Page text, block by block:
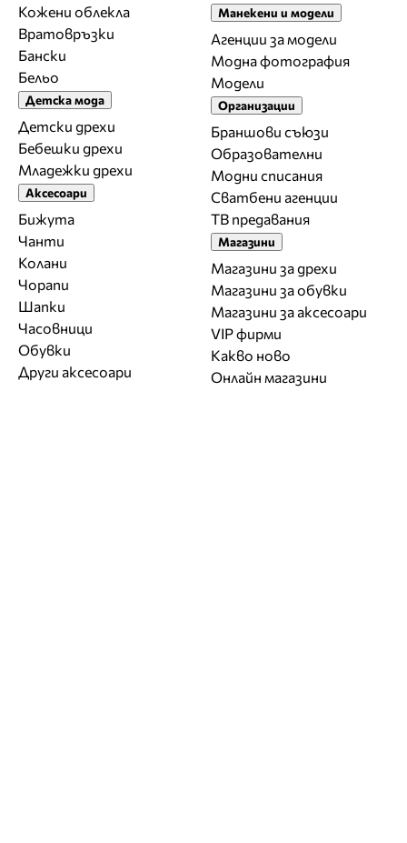
Кожени облекла
Вратовръзки
Бански
Бельо
Детска мода
Детски дрехи
Бебешки дрехи
Младежки дрехи
Аксесоари
Бижута
Чанти
Колани
Чорапи
Шапки
Часовници
Обувки
Други аксесоари
Манекени и модели
Агенции за модели
Модна фотография
Модели
Организации
Браншови съюзи
Образователни
Модни списания
Сватбени агенции
ТВ предавания
Магазини
Магазини за дрехи
Магазини за обувки
Магазини за aксесоари
VIP фирми
Какво ново
Онлайн магазини